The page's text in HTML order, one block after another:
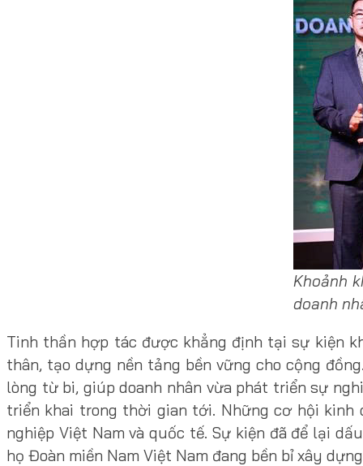
Khoảnh
doanh
Tinh thần hợp tác được khẳng định tại sự kiện
thân, tạo dựng nền tảng bền vững cho cộng
lòng từ bi, giúp doanh nhân vừa phát triển sự
triển khai trong thời gian tới. Những cơ hội kinh
nghiệp Việt Nam và quốc tế. Sự kiện đã để lại
họ Đoàn miền Nam Việt Nam đang bền bỉ xây